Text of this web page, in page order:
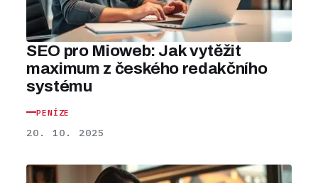
SEO pro Mioweb: Jak vytěžit
maximum z českého redakčního
systému
PENÍZE
20. 10. 2025